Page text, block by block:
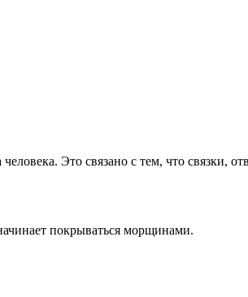
Это связано с тем, что связки,
покрываться морщинами.